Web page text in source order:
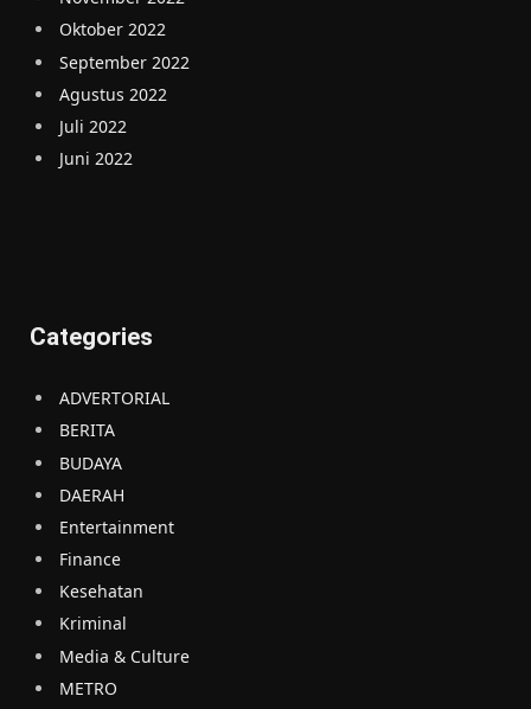
Oktober 2022
September 2022
Agustus 2022
Juli 2022
Juni 2022
Categories
ADVERTORIAL
BERITA
BUDAYA
DAERAH
Entertainment
Finance
Kesehatan
Kriminal
Media & Culture
METRO